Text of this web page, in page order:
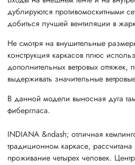
Материал. Внешний тент -75D POLY
швы проварены.
Внутренняя палатка - 68D
Пол внутренней палатки -
ламинированный с 2-х
&nbsp;
Общие
характеристики
&nbsp;
дублируются противомоскитными
добиться лучшей вентиляции в
Не смотря на внушительные
конструкция каркасов плюс
дополнительных ветровых оттяжек,
выдерживать значительные
В данной модели выносная дуга
фибергласа.
INDIANA &ndash; отличная
традиционном каркасе,
проживание четырех человек.